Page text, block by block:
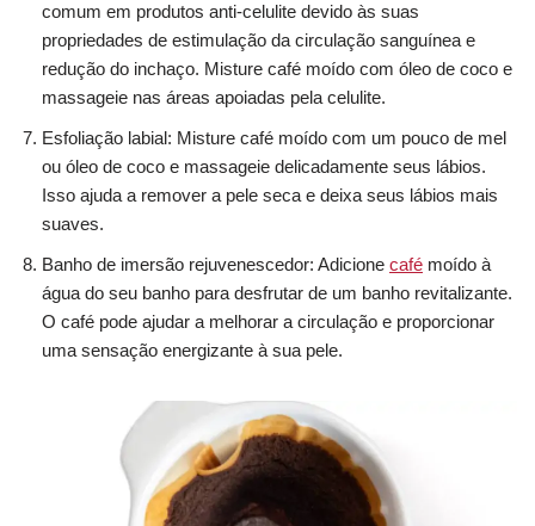
comum em produtos anti-celulite devido às suas
propriedades de estimulação da circulação sanguínea e
redução do inchaço. Misture café moído com óleo de coco e
massageie nas áreas apoiadas pela celulite.
Esfoliação labial: Misture café moído com um pouco de mel
ou óleo de coco e massageie delicadamente seus lábios.
Isso ajuda a remover a pele seca e deixa seus lábios mais
suaves.
Banho de imersão rejuvenescedor: Adicione café moído à
água do seu banho para desfrutar de um banho revitalizante.
O café pode ajudar a melhorar a circulação e proporcionar
uma sensação energizante à sua pele.